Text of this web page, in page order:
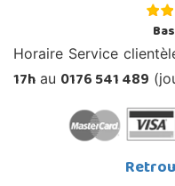
Horaire Service
17h au 0176 541 489